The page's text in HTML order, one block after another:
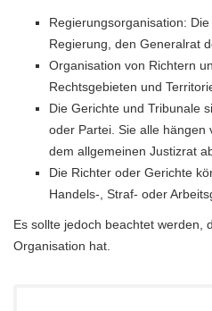
Regierungsorganisation:
Regierung, den Generalrat
Organisation von Richtern
Rechtsgebieten und
Die Gerichte und Tribunale
oder Partei. Sie alle hängen
dem allgemeinen Justizrat
Die Richter oder Gerichte
Handels-, Straf- oder
Es sollte jedoch beachtet werden,
Organisation hat.